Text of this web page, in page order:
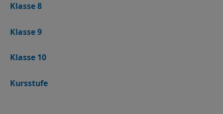
Klasse 8
Klasse 9
Klasse 10
Kursstufe